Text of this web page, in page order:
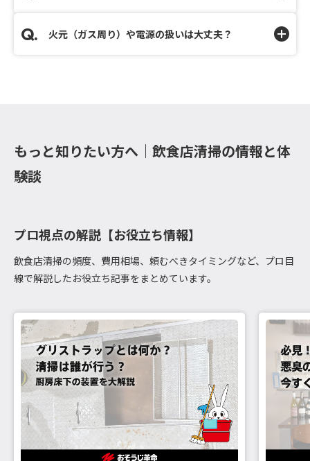
火元（ガス周り）や電源の扱いは大丈夫？
もっと知りたい方へ｜飲食店清掃の情報と体
験談
プロ視点の解説【お役立ち情報】
飲食店清掃の頻度、費用相場、頼むべきタイミングなど、プロ目
線で解説したお役立ち記事をまとめています。